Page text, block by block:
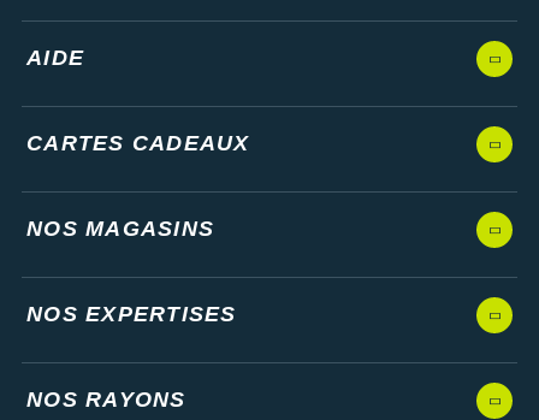
AIDE
CARTES CADEAUX
NOS MAGASINS
NOS EXPERTISES
NOS RAYONS